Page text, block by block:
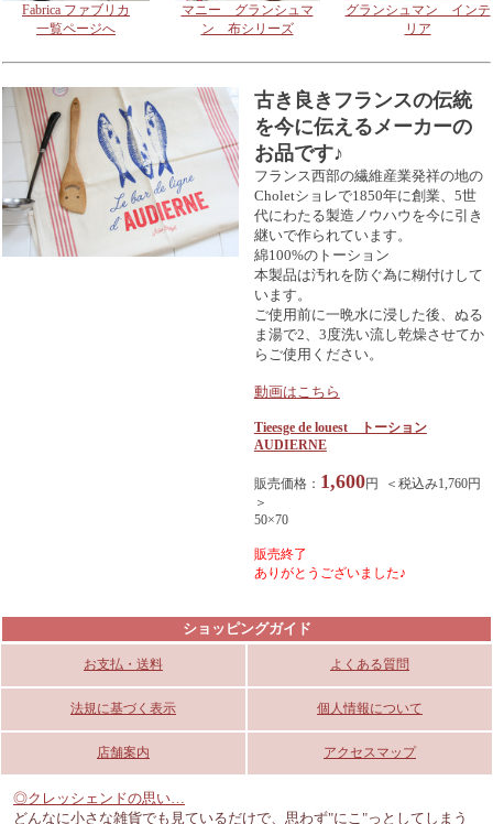
Fabrica ファブリカ
一覧ページへ
マニー グランシュマ
ン 布シリーズ
グランシュマン インテ
リア
古き良きフランスの伝統
を今に伝えるメーカーの
お品です♪
フランス西部の繊維産業発祥の地の
Choletショレで1850年に創業、5世
代にわたる製造ノウハウを今に引き
継いで作られています。
綿100%のトーション
本製品は汚れを防ぐ為に糊付けして
います。
ご使用前に一晩水に浸した後、ぬる
ま湯で2、3度洗い流し乾燥させてか
らご使用ください。
動画はこちら
Tieesge de louest トーション
AUDIERNE
販売価格： 1,600円 ＜税込み1,760円
＞
50×70
販売終了
ありがとうございました♪
ショッピングガイド
お支払・送料 よくある質問
法規に基づく表示 個人情報について
店舗案内 アクセスマップ
◎クレッシェンドの思い…
どんなに小さな雑貨でも見ているだけで、思わず"にこ"っとしてしまう